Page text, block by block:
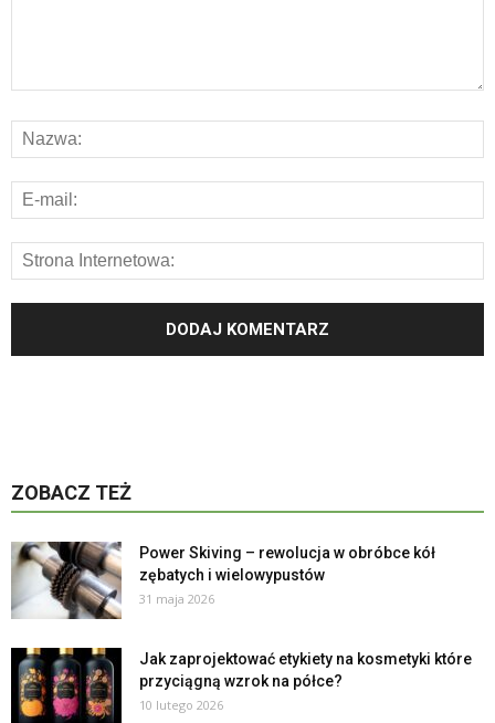
ZOBACZ TEŻ
Power Skiving – rewolucja w obróbce kół
zębatych i wielowypustów
31 maja 2026
Jak zaprojektować etykiety na kosmetyki które
przyciągną wzrok na półce?
10 lutego 2026